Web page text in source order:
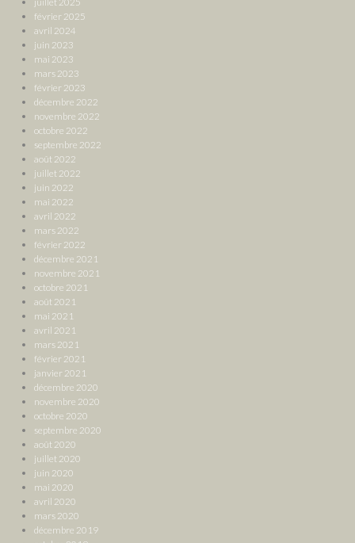
février 2025
avril 2024
juin 2023
mai 2023
mars 2023
février 2023
décembre 2022
novembre 2022
octobre 2022
septembre 2022
août 2022
juillet 2022
juin 2022
mai 2022
avril 2022
mars 2022
février 2022
décembre 2021
novembre 2021
octobre 2021
août 2021
mai 2021
avril 2021
mars 2021
février 2021
janvier 2021
décembre 2020
novembre 2020
octobre 2020
septembre 2020
août 2020
juillet 2020
juin 2020
mai 2020
avril 2020
mars 2020
décembre 2019